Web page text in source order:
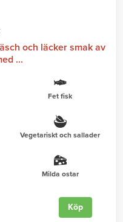
och läcker smak av
...
Fet fisk
Vegetariskt och sallader
Milda ostar
Köp